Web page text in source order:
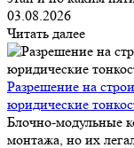
03.08.2026
Читать далее
Разрешение на
юридические
Блочно-модульные
монтажа, но их